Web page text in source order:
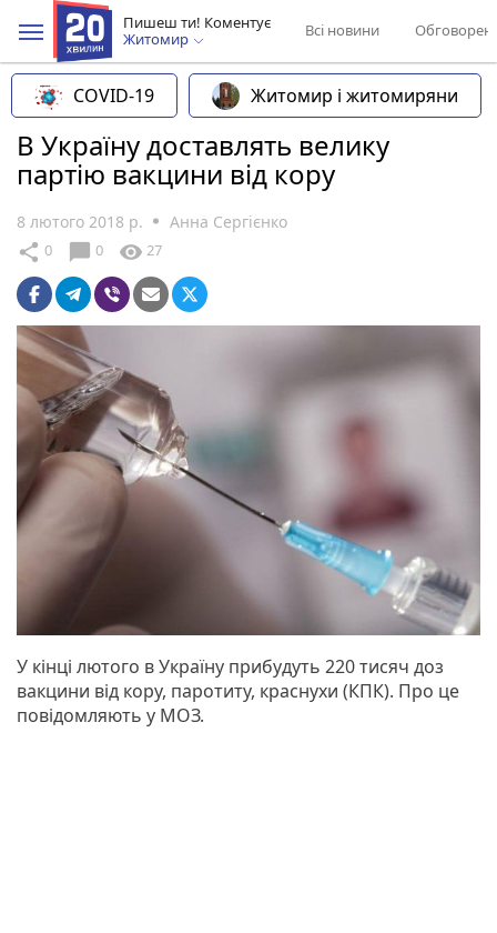
Пишеш ти! Коментує
Житомир
Всі новини
COVID-19 Житомир і житомиряни
В Україну доставлять велику
партію вакцини від кору
8 лютого 2018 р. Анна Сергієнко
share 0 chat_bubble 0 visibility 27
У кінці лютого в Україну прибудуть 220 тисяч доз
вакцини від кору, паротиту, краснухи (КПК). Про це
повідомляють у МОЗ.